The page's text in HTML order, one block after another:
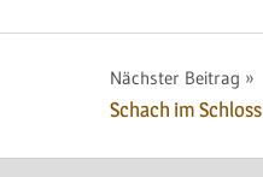
Nächster Beitrag
Schach im Schloss